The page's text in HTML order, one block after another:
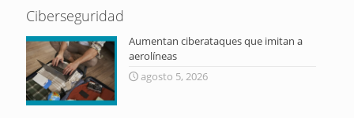
Ciberseguridad
Aumentan ciberataques que imitan a
aerolíneas
agosto 5, 2026